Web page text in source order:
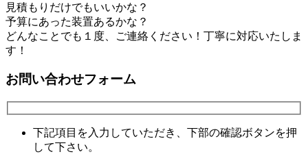
見積もりだけでもいいかな？
予算にあった装置あるかな？
どんなことでも１度、ご連絡ください！丁寧に対応いたしま
す！
お問い合わせフォーム
下記項目を入力していただき、下部の確認ボタンを押
して下さい。